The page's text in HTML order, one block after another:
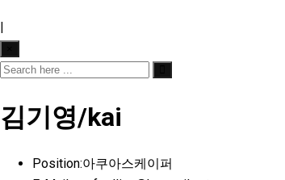
김기영/kai
Position:아쿠아스케이퍼